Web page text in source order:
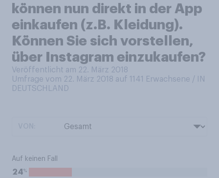
können nun direkt in der App
einkaufen (z.B. Kleidung).
Können Sie sich vorstellen,
über Instagram einzukaufen?
Veröffentlicht am 22. März 2018
Umfrage vom 22. März 2018 auf 1141
Erwachsene / IN
DEUTSCHLAND
Auf keinen Fall
24%